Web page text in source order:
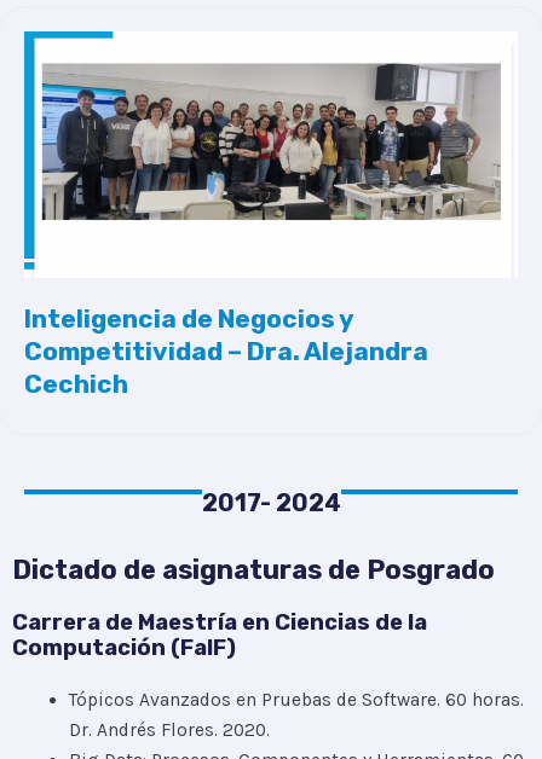
Inteligencia de Negocios y
Competitividad – Dra. Alejandra
Cechich
2017- 2024
Dictado de asignaturas de Posgrado
Carrera de Maestría en Ciencias de la
Computación (FaIF)
Tópicos Avanzados en Pruebas de Software. 60 horas.
Dr. Andrés Flores. 2020.